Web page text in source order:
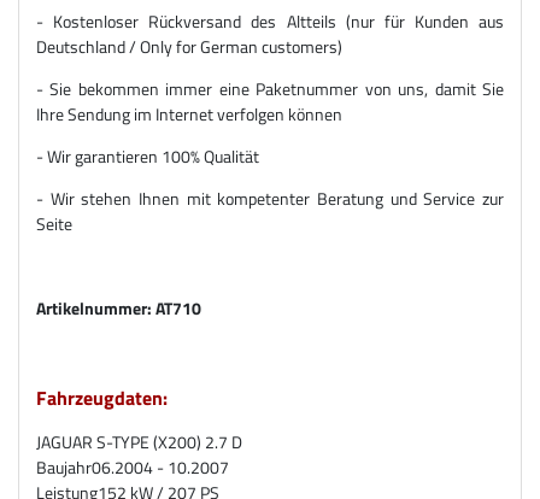
- Kostenloser Rückversand des Altteils (nur für Kunden aus
Deutschland / Only for German customers)
- Sie bekommen immer eine Paketnummer von uns, damit Sie
Ihre Sendung im Internet verfolgen können
- Wir garantieren 100% Qualität
- Wir stehen Ihnen mit kompetenter Beratung und Service zur
Seite
Artikelnummer: AT710
Fahrzeugdaten:
JAGUAR S-TYPE (X200) 2.7 D
Baujahr06.2004 - 10.2007
Leistung152 kW / 207 PS